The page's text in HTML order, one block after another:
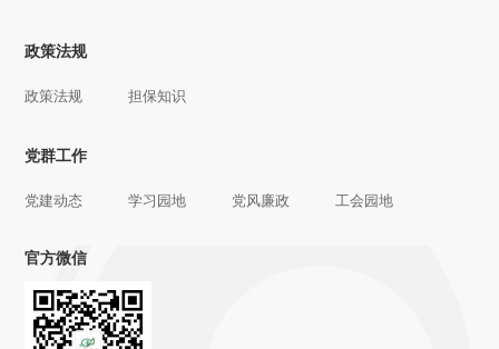
政策法规
政策法规 担保知识
党群工作
党建动态 学习园地 党风廉政 工会园地
官方微信